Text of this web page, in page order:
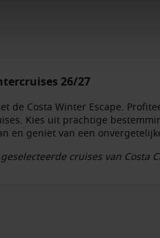
26/27
de Costa Winter Escape.
Kies uit prachtige
en geniet van een
cruises van Costa